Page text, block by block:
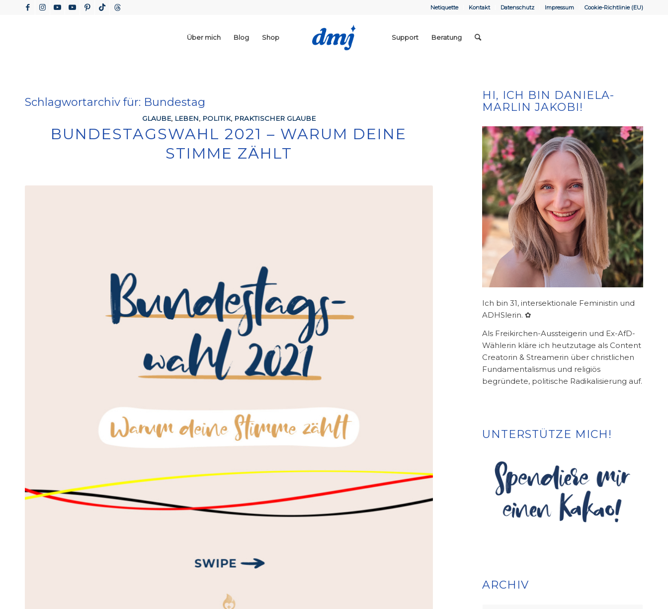
Netiquette Kontakt Datenschutz Impressum Cookie-Richtlinie (EU)
Über mich Blog Shop Support Beratung
Schlagwortarchiv für: Bundestag
GLAUBE, LEBEN, POLITIK, PRAKTISCHER GLAUBE
BUNDESTAGSWAHL 2021 – WARUM DEINE
STIMME ZÄHLT
HI, ICH BIN DANIELA-
MARLIN JAKOBI!
Ich bin 31, intersektionale Feministin und
ADHSlerin. ✿
Als Freikirchen-Aussteigerin und Ex-AfD-
Wählerin kläre ich heutzutage als Content
Creatorin & Streamerin über christlichen
Fundamentalismus und religiös
begründete, politische Radikalisierung auf.
UNTERSTÜTZE MICH!
ARCHIV